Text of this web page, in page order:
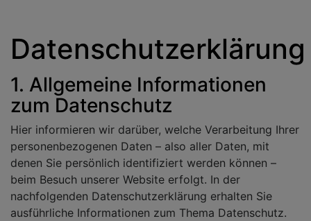
Datenschutzerklärung
1. Allgemeine Informationen
zum Datenschutz
Hier informieren wir darüber, welche Verarbeitung Ihrer
personenbezogenen Daten – also aller Daten, mit
denen Sie persönlich identifiziert werden können –
beim Besuch unserer Website erfolgt. In der
nachfolgenden Datenschutzerklärung erhalten Sie
ausführliche Informationen zum Thema Datenschutz.